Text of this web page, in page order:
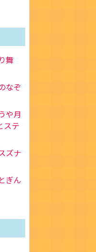
舞
なぞ
や月
ステ
ズナ
ぎん